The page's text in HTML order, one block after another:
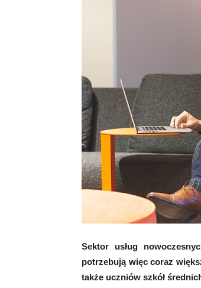
Sektor usług
potrzebują więc coraz
także uczniów szkół